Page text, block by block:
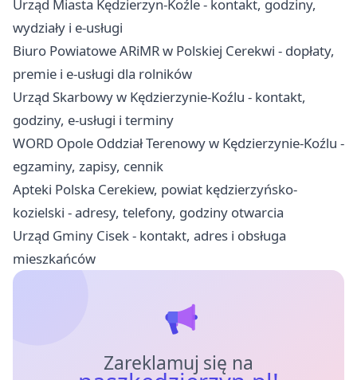
Urząd Miasta Kędzierzyn-Koźle - kontakt, godziny,
wydziały i e-usługi
Biuro Powiatowe ARiMR w Polskiej Cerekwi - dopłaty,
premie i e-usługi dla rolników
Urząd Skarbowy w Kędzierzynie-Koźlu - kontakt,
godziny, e-usługi i terminy
WORD Opole Oddział Terenowy w Kędzierzynie-Koźlu -
egzaminy, zapisy, cennik
Apteki Polska Cerekiew, powiat kędzierzyńsko-
kozielski - adresy, telefony, godziny otwarcia
Urząd Gminy Cisek - kontakt, adres i obsługa
mieszkańców
Zareklamuj się na